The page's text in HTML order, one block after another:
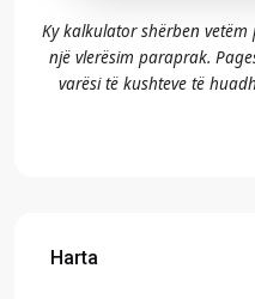
Ky kalkulator shërben
një vlerësim paraprak.
varësi të kushteve të
Harta